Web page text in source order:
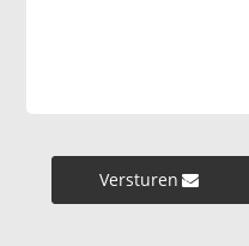
Versturen »